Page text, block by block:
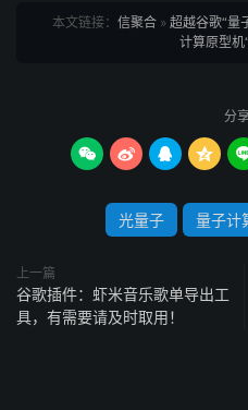
本文链接： 信聚合» 超越谷歌“量
计算原型机
分
   
光量子 量子计
上一篇
谷歌插件：虾米音乐歌单导出工
具，有需要请及时取用！